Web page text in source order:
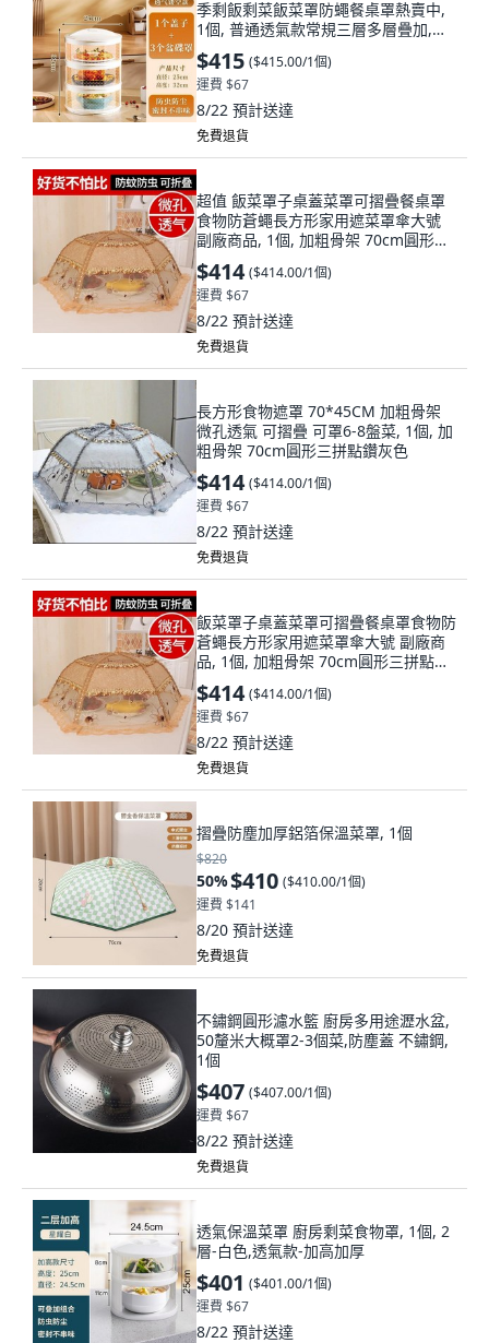
季剩飯剩菜飯菜罩防蠅餐桌罩熱賣中,
1個, 普通透氣款常規三層多層疊加,精
選食品級材質適閤市場99%碗盤
$415 ($415.00/1個)
運費 $67
8/22 預計送達
免費退貨
超值 飯菜罩子桌蓋菜罩可摺疊餐桌罩
食物防蒼蠅長方形家用遮菜罩傘大號
副廠商品, 1個, 加粗骨架 70cm圓形三
拼點鑽金色
$414 ($414.00/1個)
運費 $67
8/22 預計送達
免費退貨
長方形食物遮罩 70*45CM 加粗骨架
微孔透氣 可摺疊 可罩6-8盤菜, 1個, 加
粗骨架 70cm圓形三拼點鑽灰色
$414 ($414.00/1個)
運費 $67
8/22 預計送達
免費退貨
飯菜罩子桌蓋菜罩可摺疊餐桌罩食物防
蒼蠅長方形家用遮菜罩傘大號 副廠商
品, 1個, 加粗骨架 70cm圓形三拼點鑽
金色
$414 ($414.00/1個)
運費 $67
8/22 預計送達
免費退貨
摺疊防塵加厚鋁箔保溫菜罩, 1個
$820
50%$410 ($410.00/1個)
運費 $141
8/20 預計送達
免費退貨
不鏽鋼圓形濾水籃 廚房多用途瀝水盆,
50釐米大概罩2-3個菜,防塵蓋 不鏽鋼,
1個
$407 ($407.00/1個)
運費 $67
8/22 預計送達
免費退貨
透氣保溫菜罩 廚房剩菜食物罩, 1個, 2
層-白色,透氣款-加高加厚
$401 ($401.00/1個)
運費 $67
8/22 預計送達